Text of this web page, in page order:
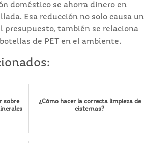
doméstico se ahorra dinero en
Esa reducción no solo causa un
presupuesto, también se relaciona
de PET en el ambiente.
sobre
¿Cómo hacer la correcta limpieza de
cisternas?